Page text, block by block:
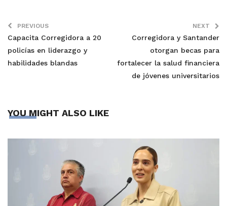
PREVIOUS
Capacita Corregidora a 20
policías en liderazgo y
habilidades blandas
NEXT
Corregidora y Santander
otorgan becas para
fortalecer la salud financiera
de jóvenes universitarios
YOU MIGHT ALSO LIKE